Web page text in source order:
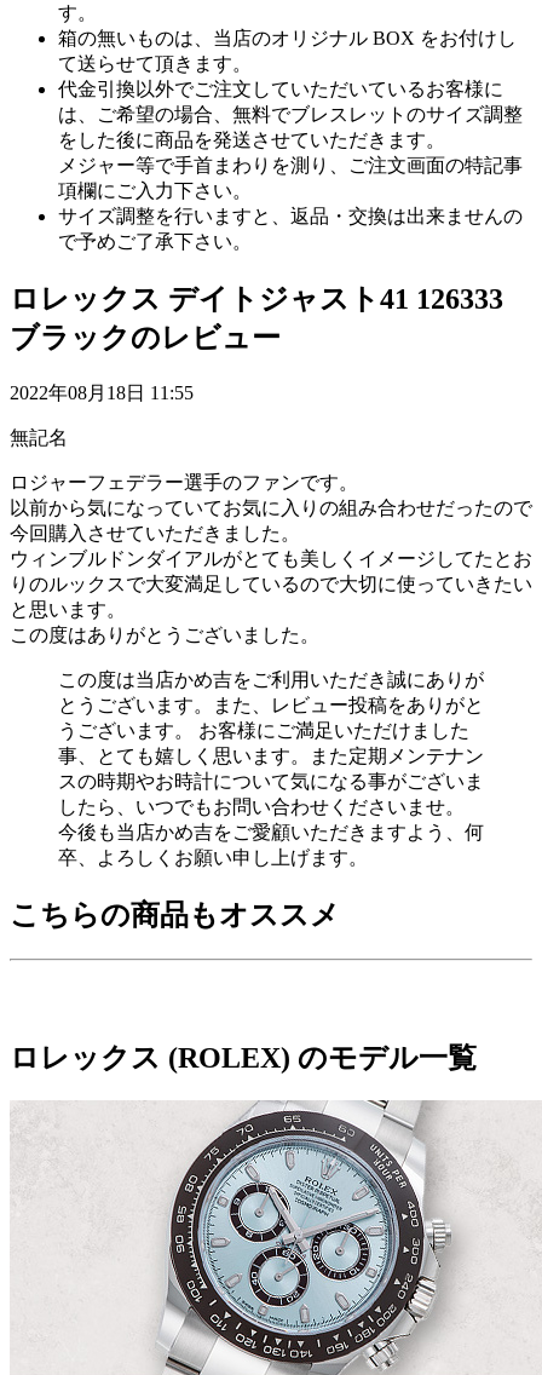
す。
箱の無いものは、当店のオリジナル BOX をお付けし
て送らせて頂きます。
代金引換以外でご注文していただいているお客様に
は、ご希望の場合、無料でブレスレットのサイズ調整
をした後に商品を発送させていただきます。
メジャー等で手首まわりを測り、ご注文画面の特記事
項欄にご入力下さい。
サイズ調整を行いますと、返品・交換は出来ませんの
で予めご了承下さい。
ロレックス デイトジャスト41 126333
ブラックのレビュー
2022年08月18日 11:55
無記名
ロジャーフェデラー選手のファンです。
以前から気になっていてお気に入りの組み合わせだったので
今回購入させていただきました。
ウィンブルドンダイアルがとても美しくイメージしてたとお
りのルックスで大変満足しているので大切に使っていきたい
と思います。
この度はありがとうございました。
この度は当店かめ吉をご利用いただき誠にありが
とうございます。また、レビュー投稿をありがと
うございます。 お客様にご満足いただけました
事、とても嬉しく思います。また定期メンテナン
スの時期やお時計について気になる事がございま
したら、いつでもお問い合わせくださいませ。
今後も当店かめ吉をご愛顧いただきますよう、何
卒、よろしくお願い申し上げます。
こちらの商品もオススメ
ロレックス (ROLEX) のモデル一覧